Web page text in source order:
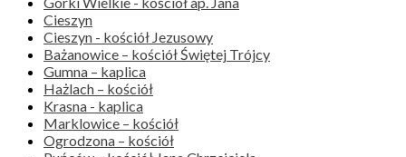
Cieszyn
Cieszyn - kościół Jezusowy
Bażanowice – kościół Świętej Trójcy
Gumna – kaplica
Hażlach – kościół
Krasna - kaplica
Marklowice – kościół
Ogrodzona – kościół